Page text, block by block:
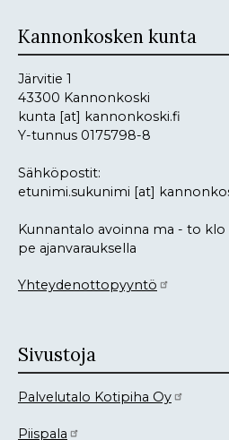
Kannonkosken kunta
Järvitie 1
43300 Kannonkoski
kunta [at] kannonkoski.fi
Y-tunnus 0175798-8
Sähköpostit:
etunimi.sukunimi [at]
Kunnantalo avoinna ma - to klo
pe ajanvarauksella
Yhteydenottopyyntö
Sivustoja
Palvelutalo Kotipiha Oy
Piispala